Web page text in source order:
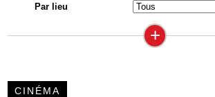
Par lieu
+
CINÉMA